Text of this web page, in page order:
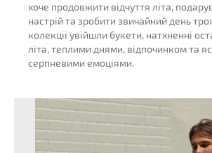
хоче продовжити відчуття літа,
настрій та зробити звичайний день
колекції увійшли букети, натхненні
літа, теплими днями, відпочинком та
серпневими емоціями.